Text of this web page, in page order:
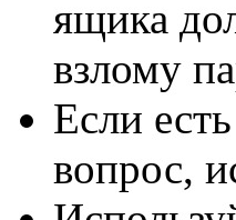
ящика
взлому
Если
вопрос,